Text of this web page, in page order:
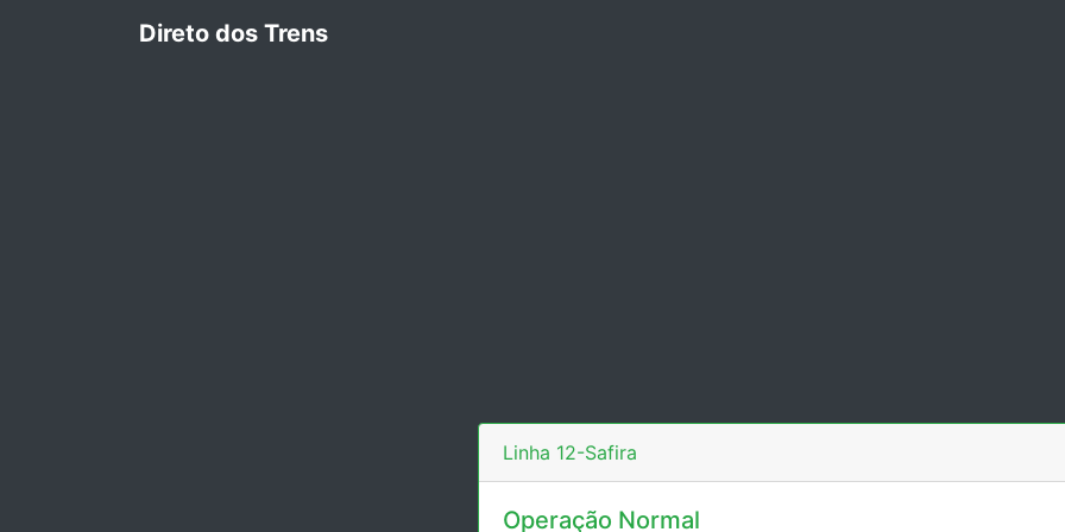
Direto dos Trens
Linha 12-Safira
Operação Normal